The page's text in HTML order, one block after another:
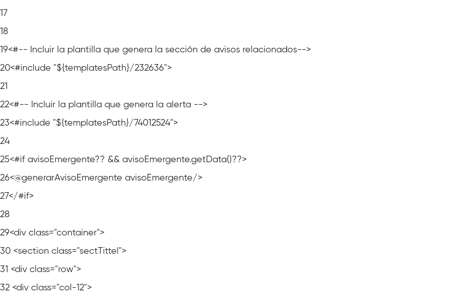
17
18
19<#-- Incluir la plantilla que genera la sección de avisos relacionados-->
20<#include "${templatesPath}/232636">
21
22<#-- Incluir la plantilla que genera la alerta -->
23<#include "${templatesPath}/74012524">
24
25<#if avisoEmergente?? && avisoEmergente.getData()??>
26<@generarAvisoEmergente avisoEmergente/>
27</#if>
28
29<div class="container">
30 <section class="sectTittel">
31 <div class="row">
32 <div class="col-12">